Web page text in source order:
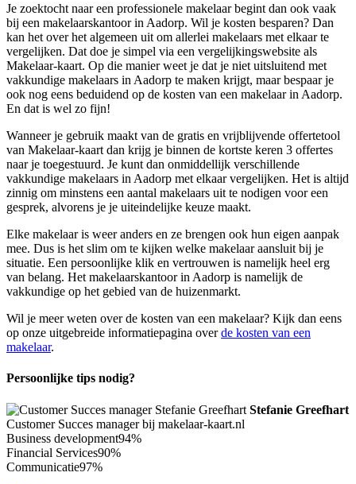
Je zoektocht naar een professionele makelaar begint dan ook vaak
bij een makelaarskantoor in Aadorp. Wil je kosten besparen? Dan
kan het over het algemeen uit om allerlei makelaars met elkaar te
vergelijken. Dat doe je simpel via een vergelijkingswebsite als
Makelaar-kaart. Op die manier weet je dat je niet uitsluitend met
vakkundige makelaars in Aadorp te maken krijgt, maar bespaar je
ook nog eens beduidend op de kosten van een makelaar in Aadorp.
En dat is wel zo fijn!
Wanneer je gebruik maakt van de gratis en vrijblijvende offertetool
van Makelaar-kaart dan krijg je binnen de kortste keren 3 offertes
naar je toegestuurd. Je kunt dan onmiddellijk verschillende
vakkundige makelaars in Aadorp met elkaar vergelijken. Het is altijd
zinnig om minstens een aantal makelaars uit te nodigen voor een
gesprek, alvorens je je uiteindelijke keuze maakt.
Elke makelaar is weer anders en ze brengen ook hun eigen aanpak
mee. Dus is het slim om te kijken welke makelaar aansluit bij je
situatie. Een persoonlijke klik en vertrouwen is namelijk heel erg
van belang. Het makelaarskantoor in Aadorp is namelijk de
vakkundige op het gebied van de huizenmarkt.
Wil je meer weten over de kosten van een makelaar? Kijk dan eens
op onze uitgebreide informatiepagina overde kosten van een
makelaar.
Persoonlijke tips nodig?
Stefanie Greefhart
Customer Succes manager bij makelaar-kaart.nl
Business development94%
Financial Services90%
Communicatie97%